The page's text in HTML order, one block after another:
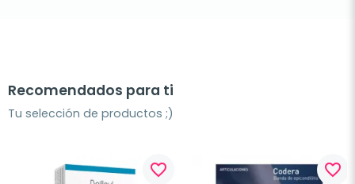
Recomendados para ti
Tu selección de productos ;)
favorite_border favorite_border